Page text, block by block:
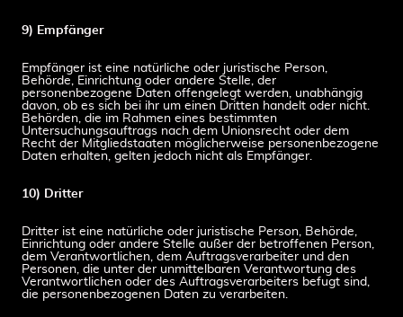
9) Empfänger
Empfänger ist eine natürliche oder juristische Person,
Behörde, Einrichtung oder andere Stelle, der
personenbezogene Daten offengelegt werden, unabhängig
davon, ob es sich bei ihr um einen Dritten handelt oder nicht.
Behörden, die im Rahmen eines bestimmten
Untersuchungsauftrags nach dem Unionsrecht oder dem
Recht der Mitgliedstaaten möglicherweise personenbezogene
Daten erhalten, gelten jedoch nicht als Empfänger.
10) Dritter
Dritter ist eine natürliche oder juristische Person, Behörde,
Einrichtung oder andere Stelle außer der betroffenen Person,
dem Verantwortlichen, dem Auftragsverarbeiter und den
Personen, die unter der unmittelbaren Verantwortung des
Verantwortlichen oder des Auftragsverarbeiters befugt sind,
die personenbezogenen Daten zu verarbeiten.